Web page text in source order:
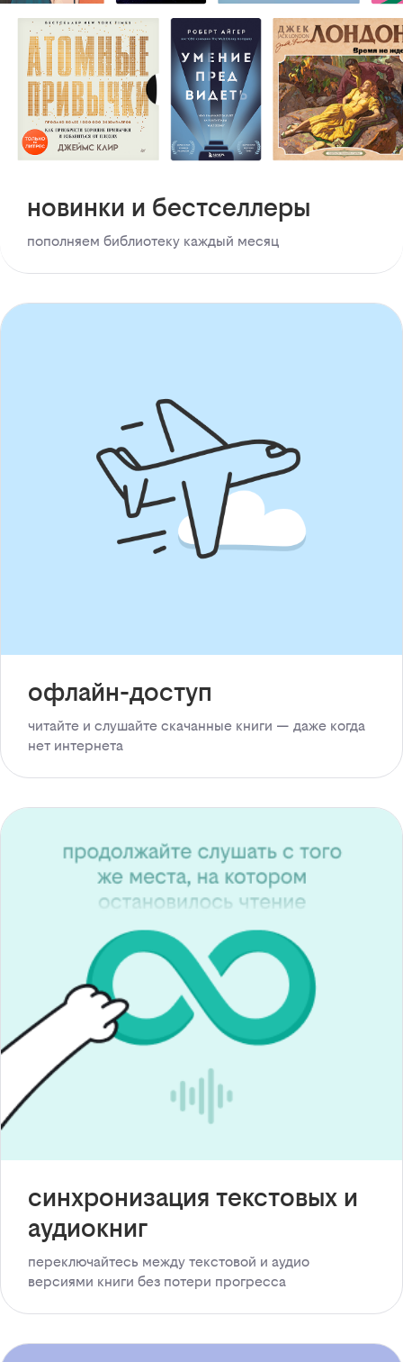
новинки и бестселлеры
пополняем библиотеку каждый месяц
офлайн-доступ
читайте и слушайте скачанные книги — даже когда
нет интернета
синхронизация текстовых и
аудиокниг
переключайтесь между текстовой и аудио
версиями книги без потери прогресса